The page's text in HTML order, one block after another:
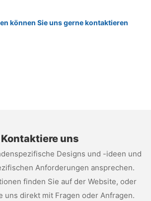
können Sie uns gerne kontaktieren
Kontaktiere uns
Designs und -ideen und
Anforderungen ansprechen.
finden Sie auf der Website, oder
uns direkt mit Fragen oder Anfragen.